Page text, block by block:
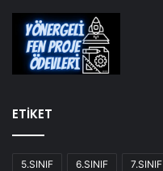
ETİKET
5.SINIF 6.SINIF 7.SINIF